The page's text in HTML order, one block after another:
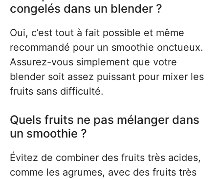
congelés dans un blender ?
Oui, c’est tout à fait possible et même
recommandé pour un smoothie onctueux.
Assurez-vous simplement que votre
blender soit assez puissant pour mixer les
fruits sans difficulté.
Quels fruits ne pas mélanger dans
un smoothie ?
Évitez de combiner des fruits très acides,
comme les agrumes, avec des fruits très